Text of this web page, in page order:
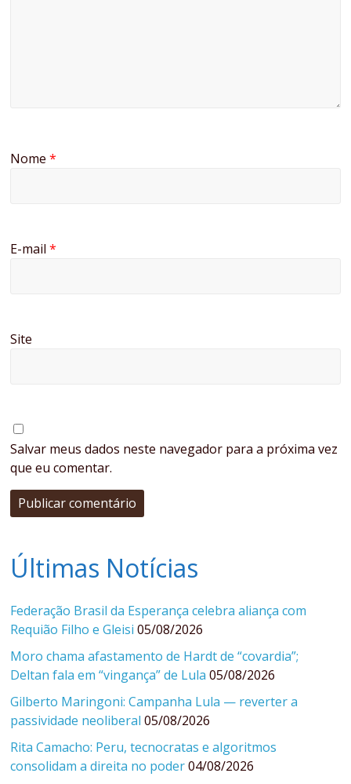
Nome*
E-mail*
Site
Salvar meus dados neste navegador para a próxima vez
que eu comentar.
Últimas Notícias
Federação Brasil da Esperança celebra aliança com
Requião Filho e Gleisi 05/08/2026
Moro chama afastamento de Hardt de “covardia”;
Deltan fala em “vingança” de Lula 05/08/2026
Gilberto Maringoni: Campanha Lula — reverter a
passividade neoliberal 05/08/2026
Rita Camacho: Peru, tecnocratas e algoritmos
consolidam a direita no poder 04/08/2026